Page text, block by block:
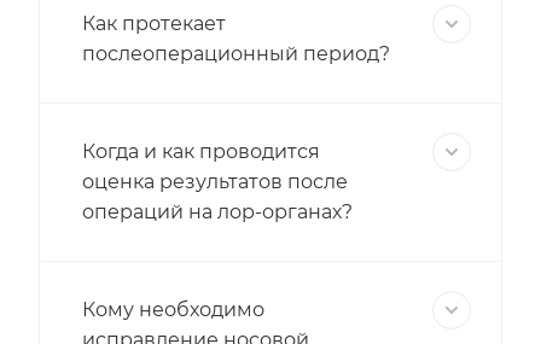
Как протекает
послеоперационный период?
Когда и как проводится
оценка результатов после
операций на лор-органах?
Кому необходимо